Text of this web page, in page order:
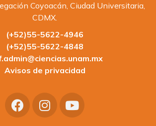
Coyoacán, Ciudad Universitaria,
CDMX.
(+52)55-5622-4946
(+52)55-5622-4848
Avisos de privacidad